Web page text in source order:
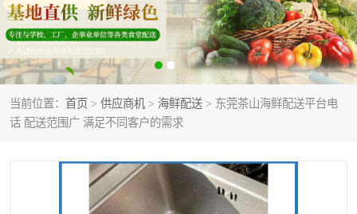
当前位置： 首页 > 供应商机 > 海鲜配送 > 东莞茶山海鲜配送平台电
话 配送范围广 满足不同客户的需求
粮油配送 鲜肉配送
海鲜配送 食材配送
调料配送 企业工厂食堂承包
副食配送